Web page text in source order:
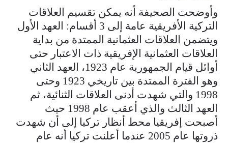
وأوضحت الصحيفة أنه يمكن تقسيم العلاقات
التركية الأفريقية عامة إلى 3 أقسام: العهد الأول
ويتضمن العلاقات العثمانية الممتدة من بداية
العلاقات العثمانية الإفريقية ذات الاعتبار حتى
أوائل قيام الجمهورية عام 1923، العهد الثاني
وهو الفترة الممتدة بين تاريخي 1923 وحتى
1998 والتي شهدت أدنى العلاقات الثنائية، ثم
العهد الثالث والذي أعقب عام 1998 حيث
أصبحت إفريقيا محط أنظار تركيا إلى أن شهدت
ذروتها عام 2005 عندما أعلنت تركيا أنه عام